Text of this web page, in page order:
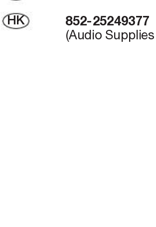
HK 852-25249377
(Audio